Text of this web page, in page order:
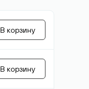
В корзину
В корзину